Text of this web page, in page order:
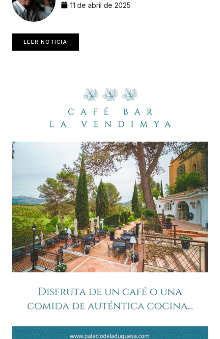
11 de abril de 2025
LEER NOTICIA